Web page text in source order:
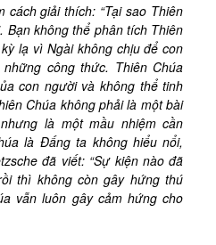
cách giải thích: “Tại sao Thiên
Bạn không thể phân tích Thiên
lạ vì Ngài không chịu để con
công thức. Thiên Chúa
con người và không thể tinh
Chúa không phải là một bài
là một mầu nhiệm cần
là Đấng ta không hiểu nổi,
đã viết: “Sự kiện nào đã
thì không còn gây hứng thú
vẫn luôn gây cảm hứng cho